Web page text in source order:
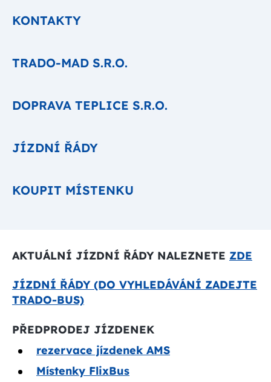
KONTAKTY
TRADO-MAD S.R.O.
DOPRAVA TEPLICE S.R.O.
JÍZDNÍ ŘÁDY
KOUPIT MÍSTENKU
AKTUÁLNÍ JÍZDNÍ ŘÁDY NALEZNETE ZDE
JÍZDNÍ ŘÁDY (DO VYHLEDÁVÁNÍ ZADEJTE
TRADO-BUS)
PŘEDPRODEJ JÍZDENEK
rezervace jízdenek AMS
Místenky FlixBus